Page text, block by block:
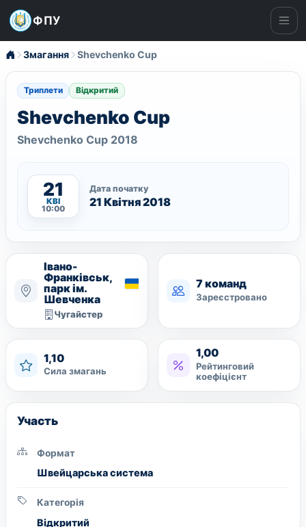
ФПУ
Змагання Shevchenko Cup
Триплети Відкритий
Shevchenko Cup
Shevchenko Cup 2018
21
КВІ
10:00
Дата початку
21 Квітня 2018
Івано-
Франківськ,
парк ім.
Шевченка
Чугайстер
7 команд
Зареєстровано
1,10
Сила змагань
1,00
Рейтинговий
коефіцієнт
Участь
Формат
Швейцарська система
Категорія
Вiдкритий